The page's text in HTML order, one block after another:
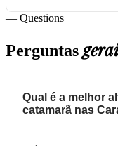
— Questions
Perguntas
Qual é a melhor
catamarã nas